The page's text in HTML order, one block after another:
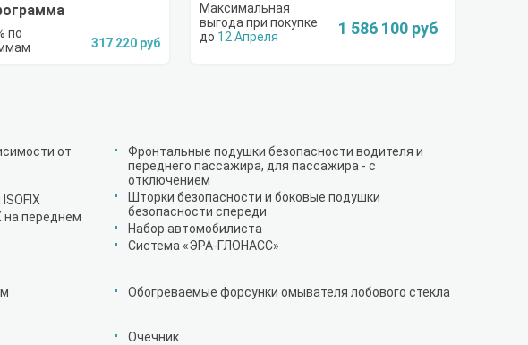
по
317 220 руб 12 Апреля 1 586 100 руб
от
на переднем
Фронтальные подушки безопасности водителя и
переднего пассажира, для пассажира - с
отключением
Шторки безопасности и боковые подушки
безопасности спереди
Набор автомобилиста
Система «ЭРА-ГЛОНАСС»
Обогреваемые форсунки омывателя лобового стекла
Очечник